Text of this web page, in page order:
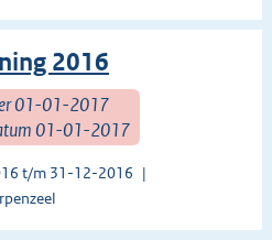
2016
01-01-2017
01-01-2017
t/m 31-12-2016